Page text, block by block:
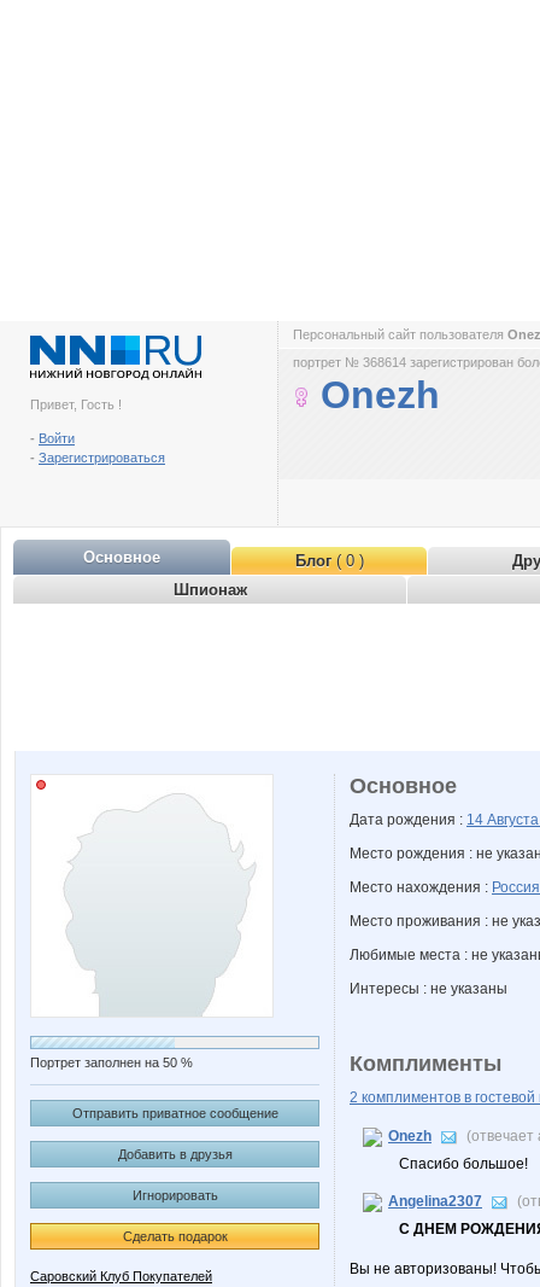
Привет, Гость !
- Войти
- Зарегистрироваться
Персональный сайт пользователя
портрет № 368614 зарегистрирован
Onezh
Основное Блог( 0 )
Шпионаж
Портрет заполнен на 50 %
Отправить приватное сообщение
Добавить в друзья
Игнорировать
Сделать подарок
Саровский Клуб Покупателей
Основное
Дата рождения : 14
Место рождения : не
Место нахождения : Россия
Место проживания : не
Любимые места : не
Интересы : не указаны
Комплименты
2 комплиментов в гостевой
Onezh
(отвечает
Спасибо большое!
Angelina2307
С ДНЕМ
Вы не авторизованы!